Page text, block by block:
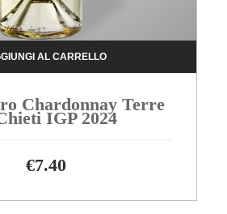
AL CARRELLO
Chardonnay Terre
IGP 2024
€7.40